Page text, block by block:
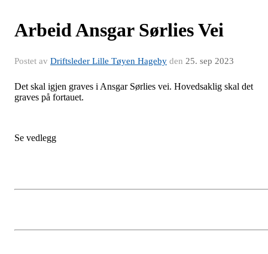
Arbeid Ansgar Sørlies Vei
Postet av Driftsleder Lille Tøyen Hageby den 25. sep 2023
Det skal igjen graves i Ansgar Sørlies vei. Hovedsaklig skal det
graves på fortauet.
Se vedlegg